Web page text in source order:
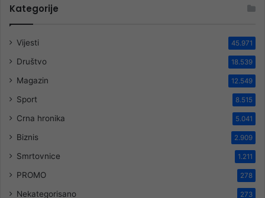
Kategorije
Vijesti 45.971
Društvo 18.539
Magazin 12.549
Sport 8.515
Crna hronika 5.041
Biznis 2.909
Smrtovnice 1.211
PROMO 278
Nekategorisano 273